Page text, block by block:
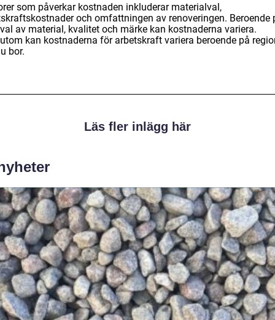
som påverkar kostnaden inkluderar materialval,
och omfattningen av renoveringen. Beroende
av material, kvalitet och märke kan kostnaderna variera.
kan kostnaderna för arbetskraft variera beroende på
bor.
Läs fler inlägg här